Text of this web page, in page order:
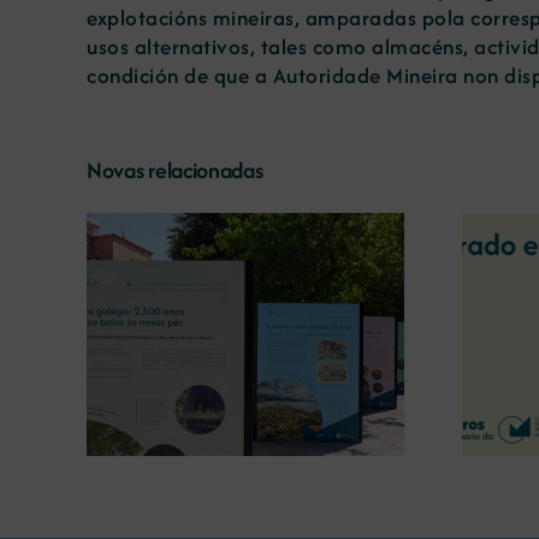
explotacións mineiras, amparadas pola
usos alternativos, tales como almacéns,
condición de que a Autoridade Mineira non
Novas relacionadas
A COMG reúne a dous
líderes empresarias con
motivo do seu Centenario
para debater sobre o futuro
do rural galego